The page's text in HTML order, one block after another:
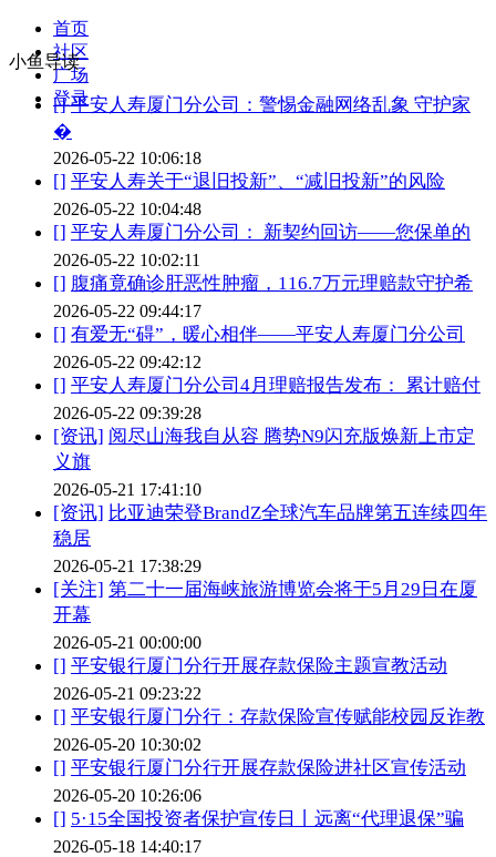
首页
社区
广场
登录
小鱼导读
[] 平安人寿厦门分公司：警惕金融网络乱象 守护家
�
2026-05-22 10:06:18
[] 平安人寿关于“退旧投新”、“减旧投新”的风险
2026-05-22 10:04:48
[] 平安人寿厦门分公司： 新契约回访——您保单的
2026-05-22 10:02:11
[] 腹痛竟确诊肝恶性肿瘤，116.7万元理赔款守护希
2026-05-22 09:44:17
[] 有爱无“碍”，暖心相伴——平安人寿厦门分公司
2026-05-22 09:42:12
[] 平安人寿厦门分公司4月理赔报告发布： 累计赔付
2026-05-22 09:39:28
[资讯] 阅尽山海我自从容 腾势N9闪充版焕新上市定
义旗
2026-05-21 17:41:10
[资讯] 比亚迪荣登BrandZ全球汽车品牌第五连续四年
稳居
2026-05-21 17:38:29
[关注] 第二十一届海峡旅游博览会将于5月29日在厦
开幕
2026-05-21 00:00:00
[] 平安银行厦门分行开展存款保险主题宣教活动
2026-05-21 09:23:22
[] 平安银行厦门分行：存款保险宣传赋能校园反诈教
2026-05-20 10:30:02
[] 平安银行厦门分行开展存款保险进社区宣传活动
2026-05-20 10:26:06
[] 5·15全国投资者保护宣传日丨远离“代理退保”骗
2026-05-18 14:40:17